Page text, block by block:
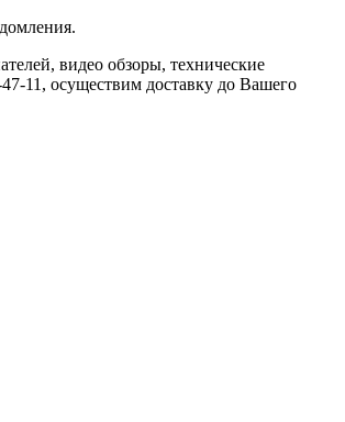
видео обзоры, технические
11, осуществим доставку до Вашего